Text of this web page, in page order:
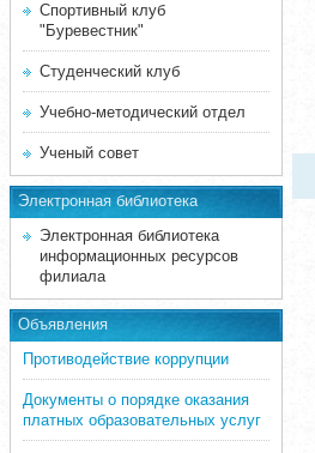
Спортивный клуб
"Буревестник"
Студенческий клуб
Учебно-методический отдел
Ученый совет
Электронная библиотека
Электронная библиотека
информационных ресурсов
филиала
Объявления
Противодействие коррупции
Документы о порядке оказания
платных образовательных услуг